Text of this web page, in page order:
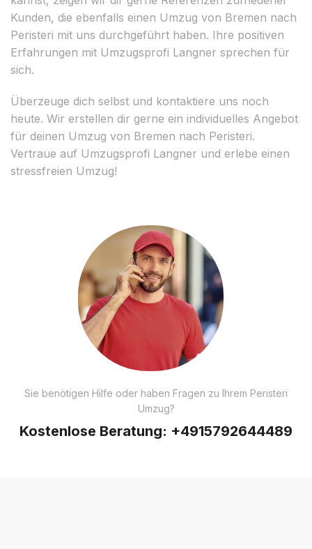
Kunden, die ebenfalls einen Umzug von Bremen nach
Peristeri mit uns durchgeführt haben. Ihre positiven
Erfahrungen mit Umzugsprofi Langner sprechen für
sich.
Überzeuge dich selbst und kontaktiere uns noch
heute. Wir erstellen dir gerne ein individuelles Angebot
für deinen Umzug von Bremen nach Peristeri.
Vertraue auf Umzugsprofi Langner und erlebe einen
stressfreien Umzug!
Sie benötigen Hilfe oder haben Fragen zu Ihrem Peristeri
Umzug?
Kostenlose Beratung: +4915792644489